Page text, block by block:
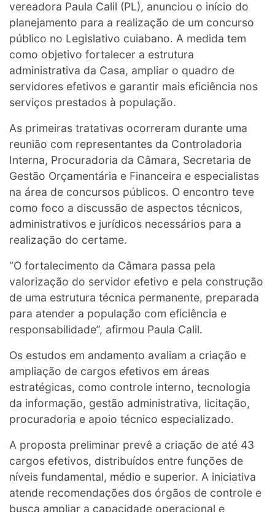
vereadora Paula Calil (PL), anunciou o início do
planejamento para a realização de um concurso
público no Legislativo cuiabano. A medida tem
como objetivo fortalecer a estrutura
administrativa da Casa, ampliar o quadro de
servidores efetivos e garantir mais eficiência nos
serviços prestados à população.
As primeiras tratativas ocorreram durante uma
reunião com representantes da Controladoria
Interna, Procuradoria da Câmara, Secretaria de
Gestão Orçamentária e Financeira e especialistas
na área de concursos públicos. O encontro teve
como foco a discussão de aspectos técnicos,
administrativos e jurídicos necessários para a
realização do certame.
“O fortalecimento da Câmara passa pela
valorização do servidor efetivo e pela construção
de uma estrutura técnica permanente, preparada
para atender a população com eficiência e
responsabilidade”, afirmou Paula Calil.
Os estudos em andamento avaliam a criação e
ampliação de cargos efetivos em áreas
estratégicas, como controle interno, tecnologia
da informação, gestão administrativa, licitação,
procuradoria e apoio técnico especializado.
A proposta preliminar prevê a criação de até 43
cargos efetivos, distribuídos entre funções de
níveis fundamental, médio e superior. A iniciativa
atende recomendações dos órgãos de controle e
busca ampliar a capacidade operacional e